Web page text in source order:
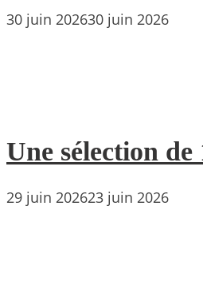
30 juin 202630 juin 2026
Une sélection
29 juin 202623 juin 2026